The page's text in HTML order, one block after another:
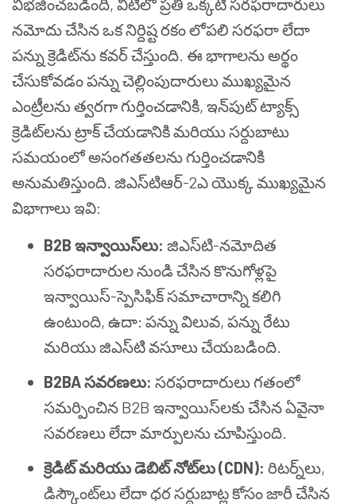
విభజించబడింది, వీటిలో ప్రతి ఒక్కటి సరఫరాదారులు
నమోదు చేసిన ఒక నిర్దిష్ట రకం లోపలి సరఫరా లేదా
పన్ను క్రెడిట్‌ను కవర్ చేస్తుంది. ఈ భాగాలను అర్థం
చేసుకోవడం పన్ను చెల్లింపుదారులు ముఖ్యమైన
ఎంట్రీలను త్వరగా గుర్తించడానికి, ఇన్‌పుట్ ట్యాక్స్
క్రెడిట్‌లను ట్రాక్ చేయడానికి మరియు సర్దుబాటు
సమయంలో అసంగతతలను గుర్తించడానికి
అనుమతిస్తుంది. జిఎస్‌టి‌ఆర్-2ఎ యొక్క ముఖ్యమైన
విభాగాలు ఇవి:
B2B ఇన్వాయిస్‌లు: జిఎస్‌టి-నమోదిత
సరఫరాదారుల నుండి చేసిన కొనుగోళ్లపై
ఇన్వాయిస్-స్పెసిఫిక్ సమాచారాన్ని కలిగి
ఉంటుంది, ఉదా: పన్ను విలువ, పన్ను రేటు
మరియు జిఎస్‌టి వసూలు చేయబడింది.
B2BA సవరణలు: సరఫరాదారులు గతంలో
సమర్పించిన B2B ఇన్వాయిస్‌లకు చేసిన ఏవైనా
సవరణలు లేదా మార్పులను చూపిస్తుంది.
క్రెడిట్ మరియు డెబిట్ నోట్‌లు (CDN): రిటర్న్‌లు,
డిస్కౌంట్‌లు లేదా ధర సర్దుబాట్ల కోసం జారీ చేసిన